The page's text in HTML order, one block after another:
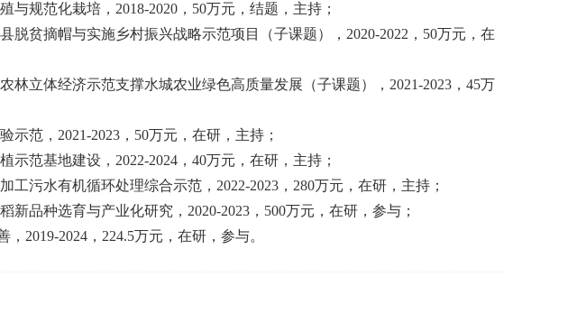
与规范化栽培， 2018-2020 ， 50万元，结题，主持；
脱贫摘帽与实施乡村振兴战略示范项目（子课题）， 2020-2022 ， 50万元，在
林立体经济示范支撑水城农业绿色高质量发展（子课题）， 2021-2023 ， 45万
示范， 2021-2023 ， 50万元，在研，主持；
示范基地建设， 2022-2024 ， 40万元，在研，主持；
工污水有机循环处理综合示范， 2022-2023 ， 280万元，在研，主持；
新品种选育与产业化研究， 2020-2023 ， 500万元，在研，参与；
， 2019-2024 ， 224.5万元，在研，参与。